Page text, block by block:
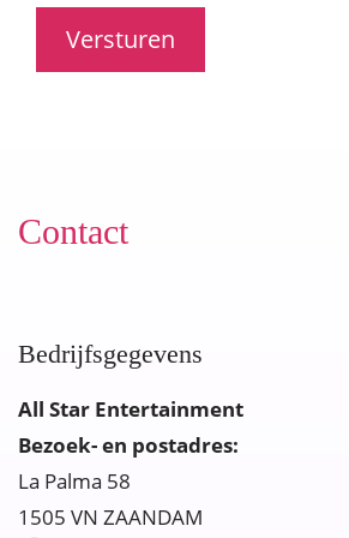
Contact
Bedrijfsgegevens
All Star Entertainment
Bezoek- en postadres:
La Palma 58
1505 VN ZAANDAM